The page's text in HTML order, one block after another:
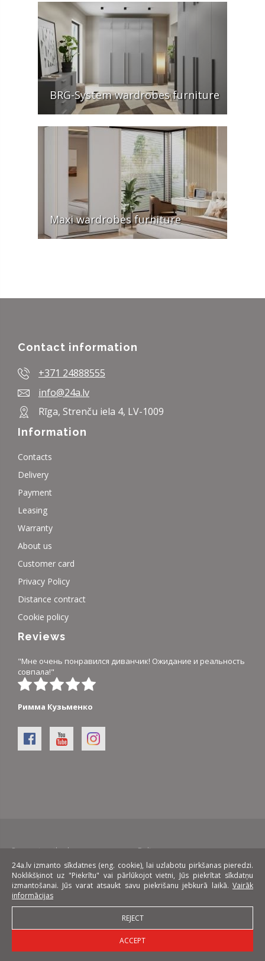
BRG-System wardrobes furniture
Maxi wardrobes furniture
24a.lv izmanto sīkdatnes (eng. cookie), lai uzlabotu pirkšanas pieredzi.
Noklikšķinot uz "Piekrītu" vai pārlūkojot vietni, Jūs piekrītat sīkdatņu
izmantošanai. Jūs varat atsaukt savu piekrišanu jebkurā laikā. Vairāk
informācijas
REJECT
ACCEPT
Contact information
+371 24888555
info@24a.lv
Rīga, Strenču iela 4, LV-1009
Information
Contacts
Delivery
Payment
Leasing
Warranty
About us
Customer card
Privacy Policy
Distance contract
Cookie policy
Reviews
"Мне очень понравился диванчик! Ожидание и реальность
совпала!"
Римма Кузьменко
Payment methods: Delivery:
On lease:
© 2026 24a.lv furniture online store. All rights reserved.